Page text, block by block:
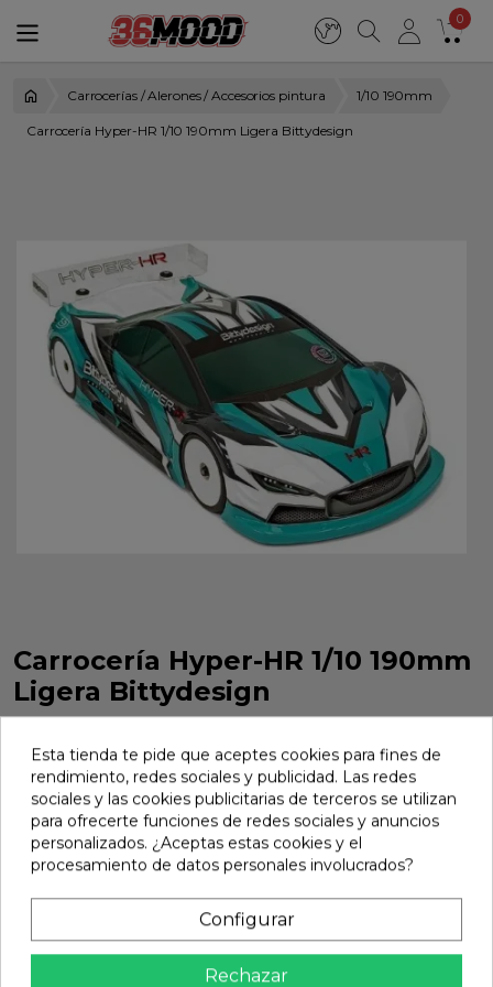
0
Carrocerías / Alerones / Accesorios pintura 1/10 190mm
Carrocería Hyper-HR 1/10 190mm Ligera Bittydesign
Carrocería Hyper-HR 1/10 190mm
Ligera Bittydesign
BDTC-190HYPHR
Marca: Bittydesign Ref: BDTC-190HYPHR
25,89 €
Añadir
En stock
Esta tienda te pide que aceptes cookies para fines de
rendimiento, redes sociales y publicidad. Las redes
sociales y las cookies publicitarias de terceros se utilizan
para ofrecerte funciones de redes sociales y anuncios
personalizados. ¿Aceptas estas cookies y el
procesamiento de datos personales involucrados?
Configurar
Rechazar